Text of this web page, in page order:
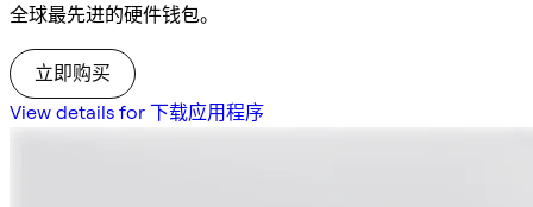
全球最先进的硬件钱包。
立即购买
View details for 下载应用程序